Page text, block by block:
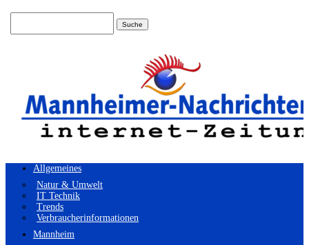
Allgemeines
Natur & Umwelt
IT Technik
Trends
Verbraucherinformationen
Mannheim